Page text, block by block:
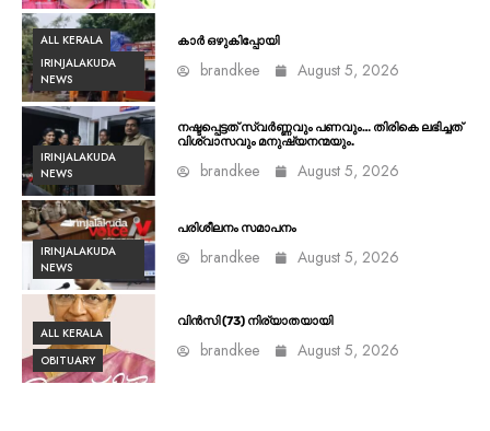
ALL KERALA
IRINJALAKUDA
NEWS
കാർ ഒഴുകിപ്പോയി
brandkee August 5, 2026
IRINJALAKUDA
NEWS
നഷ്ടപ്പെട്ടത് സ്വർണ്ണവും പണവും… തിരികെ ലഭിച്ചത്
വിശ്വാസവും മനുഷ്യനന്മയും.
brandkee August 5, 2026
IRINJALAKUDA
NEWS
പരിശീലനം സമാപനം
brandkee August 5, 2026
ALL KERALA
OBITUARY
വിൻസി (73) നിര്യാതയായി
brandkee August 5, 2026